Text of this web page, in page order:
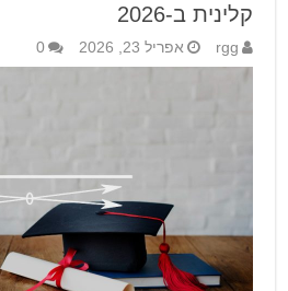
קלינית ב-2026
rgg אפריל 23, 2026 0